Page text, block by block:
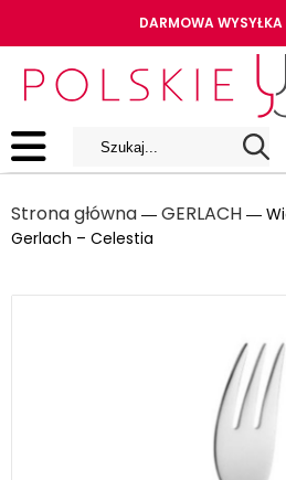
DARMOWA
Strona główna ― GERLACH ―
Gerlach – Celestia